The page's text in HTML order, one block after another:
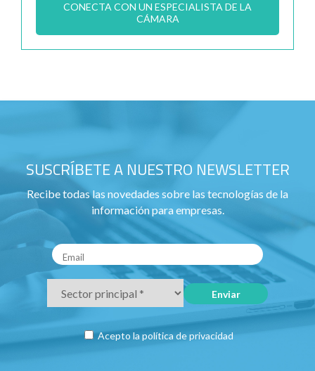
CONECTA CON UN ESPECIALISTA DE LA
CÁMARA
SUSCRÍBETE A NUESTRO NEWSLETTER
Recibe todas las novedades sobre las tecnologías de la
información para empresas.
Acepto la política de privacidad